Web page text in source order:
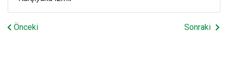
Önceki Sonraki